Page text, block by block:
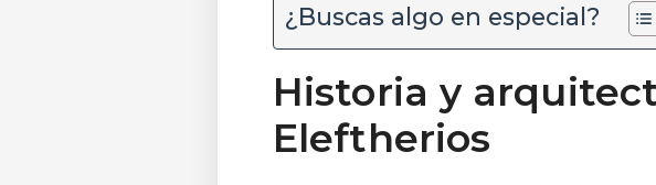
¿Buscas algo en especial?
Historia y
Eleftherios